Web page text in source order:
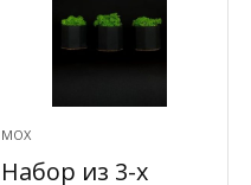
МОХ
Набор из 3-х